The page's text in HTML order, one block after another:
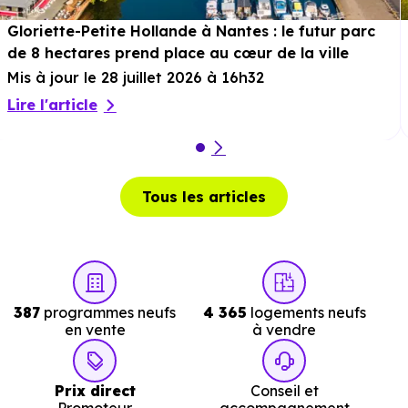
Musée :Musée du Château des Ducs de Bretagne
2.4 km, soit 6 min en voiture ou à 2.1 km, soit 26 min à
pied
min en voiture ou à 1.6 km, soit 19 min à pied
Police :Gendarmerie - Peloton motorisé de Saint-
Herblain à 4 km, soit 8 min en voiture ou à 3.6 km, soit
43 min à pied.
Poste : La Poste Zola
à 1.4 km, soit 2 min en voiture ou
à 1.4 km, soit 17 min à pied
Gloriette-Petite Hollande à Nantes : le futur parc
de 8 hectares prend place au cœur de la ville
Mis à jour le 28 juillet 2026 à 16h32
Lire l'article
Tous les articles
387 programmes neufs
en vente
4 365 logements neufs
à vendre
Prix direct
Conseil et